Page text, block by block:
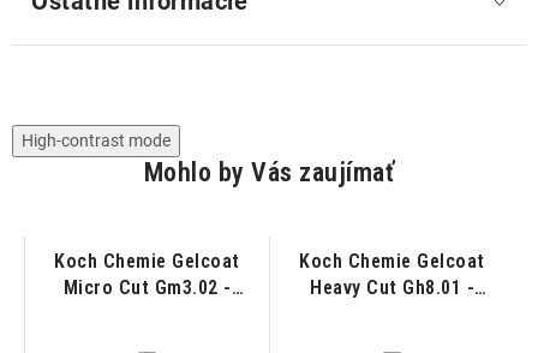
High-contrast mode
Mohlo by Vás zaujímať
Koch Chemie Gelcoat
Micro Cut Gm3.02 -
Koch Chemie Gelcoat
Heavy Cut Gh8.01 -